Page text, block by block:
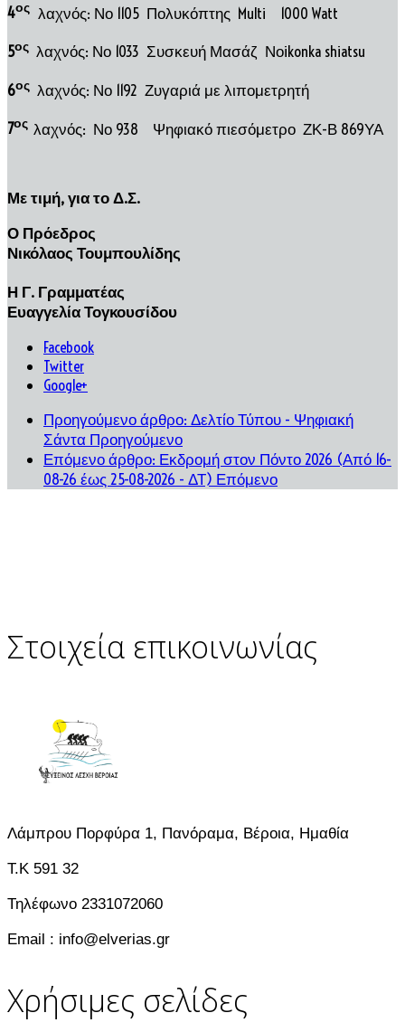
4ος λαχνός: Νο 1105 Πολυκόπτης Multi 1000 Watt
5ος λαχνός: Νο 1033 Συσκευή Μασάζ Νοikonka shiatsu
6ος λαχνός: Νο 1192 Ζυγαριά με λιπομετρητή
7ος λαχνός: Νο 938 Ψηφιακό πιεσόμετρο ΖΚ-Β 869ΥΑ
Με τιμή, για το Δ.Σ.
Ο Πρόεδρος
Νικόλαος Τουμπουλίδης
Η Γ. Γραμματέας
Ευαγγελία Τογκουσίδου
Facebook
Twitter
Google+
Προηγούμενο άρθρο: Δελτίο Τύπου - Ψηφιακή
Σάντα Προηγούμενο
Επόμενο άρθρο: Εκδρομή στον Πόντο 2026 (Από 16-
08-26 έως 25-08-2026 - ΔΤ) Επόμενο
Στοιχεία επικοινωνίας
Λάμπρου Πορφύρα 1, Πανόραμα, Βέροια, Ημαθία
T.K 591 32
Τηλέφωνο 2331072060
Email : info@elverias.gr
Χρήσιμες σελίδες